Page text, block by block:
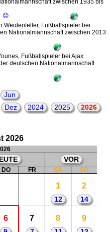
zwischen 1935 bis
😟
Weidenfeller, Fußballspieler bei
Nationalmannschaft zwischen 2013
Fußballspieler bei Ajax
deutschen Nationalmannschaft
Jun
Dez 2024 2025
2026
2026
VOR
DO FR SA SO
1
12
2
14
6 7 8 9